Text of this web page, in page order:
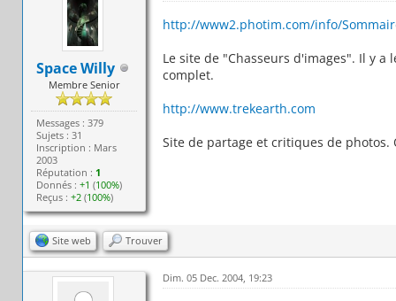
Space Willy
Membre Senior
Messages : 379
Sujets : 31
Inscription : Mars
2003
Réputation : 1
Donnés :+1 (100%)
Reçus :+2 (100%)
http://www2.photim.com/info/
Le site de "Chasseurs d'images". Il y
complet.
http://www.trekearth.com
Site de partage et critiques de
Site web Trouver
Dim. 05 Dec. 2004, 19:23